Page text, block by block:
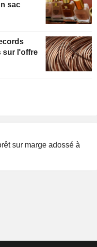
sac
sur l'offre
sur marge adossé à